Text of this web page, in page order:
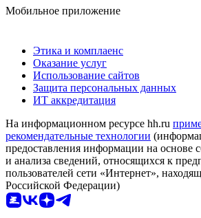
Мобильное приложение
Этика и комплаенс
Оказание услуг
Использование сайтов
Защита персональных данных
ИТ аккредитация
На информационном ресурсе hh.ru
рекомендательные технологии
предоставления информации на основе
и анализа сведений, относящихся к
пользователей сети «Интернет»,
Российской Федерации)